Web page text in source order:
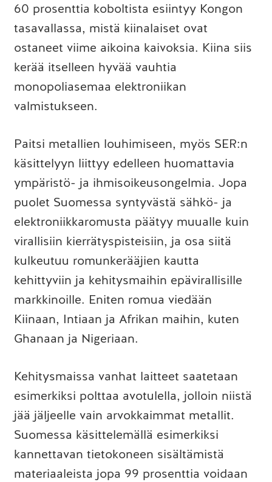
60 prosenttia koboltista esiintyy Kongon
tasavallassa, mistä kiinalaiset ovat
ostaneet viime aikoina kaivoksia. Kiina siis
kerää itselleen hyvää vauhtia
monopoliasemaa elektroniikan
valmistukseen.
Paitsi metallien louhimiseen, myös SER:n
käsittelyyn liittyy edelleen huomattavia
ympäristö- ja ihmisoikeusongelmia. Jopa
puolet Suomessa syntyvästä sähkö- ja
elektroniikkaromusta päätyy muualle kuin
virallisiin kierrätyspisteisiin, ja osa siitä
kulkeutuu romunkerääjien kautta
kehittyviin ja kehitysmaihin epävirallisille
markkinoille. Eniten romua viedään
Kiinaan, Intiaan ja Afrikan maihin, kuten
Ghanaan ja Nigeriaan.
Kehitysmaissa vanhat laitteet saatetaan
esimerkiksi polttaa avotulella, jolloin niistä
jää jäljeelle vain arvokkaimmat metallit.
Suomessa käsittelemällä esimerkiksi
kannettavan tietokoneen sisältämistä
materiaaleista jopa 99 prosenttia voidaan